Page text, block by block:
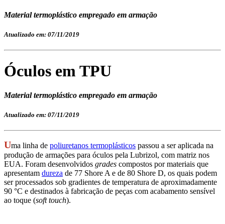
Material termoplástico empregado em armação
Atualizado em: 07/11/2019
Óculos em TPU
Material termoplástico empregado em armação
Atualizado em: 07/11/2019
Uma linha de poliuretanos termoplásticos passou a ser aplicada na
produção de armações para óculos pela Lubrizol, com matriz nos
EUA. Foram desenvolvidos grades compostos por materiais que
apresentam dureza de 77 Shore A e de 80 Shore D, os quais podem
ser processados sob gradientes de temperatura de aproximadamente
90 °C e destinados à fabricação de peças com acabamento sensível
ao toque (soft touch).